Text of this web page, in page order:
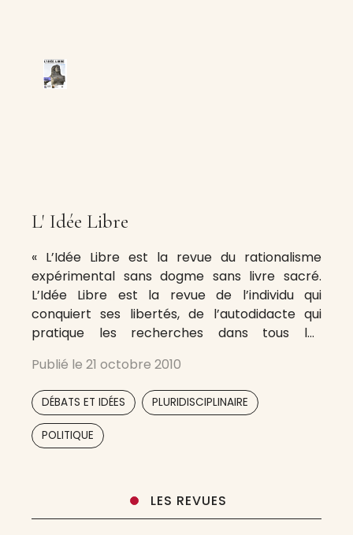
L' Idée Libre
« L’Idée Libre est la revue du rationalisme
expérimental sans dogme sans livre sacré.
L’Idée Libre est la revue de l’individu qui
conquiert ses libertés, de l’autodidacte qui
pratique les recherches dans tous les
première page de la revue de la Libre Pensée,
fondée en 1911 par André
Publié le 21 octobre 2010
DÉBATS ET IDÉES PLURIDISCIPLINAIRE
POLITIQUE
LES REVUES